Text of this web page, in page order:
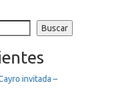
Buscar
invitada –